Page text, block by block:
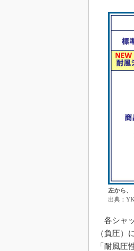
左から、
出典：
各シャ
（負圧）
「耐風圧